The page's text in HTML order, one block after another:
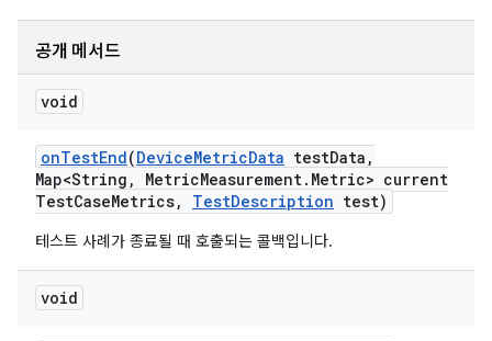
공개 메서드
void
onTestEnd(DeviceMetricData testData ,
Map<String , MetricMeasurement. Metric> current
TestCaseMetrics, TestDescription test)
테스트 사례가 종료될 때 호출되는 콜백입니다.
void